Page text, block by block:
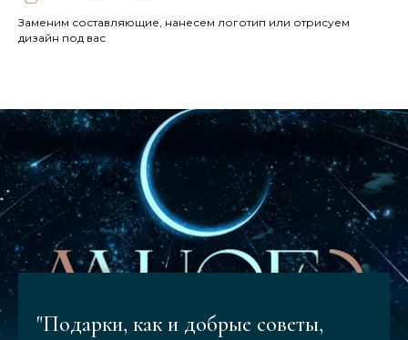
Заменим составляющие, нанесем логотип или отрисуем
дизайн под вас
"Подарки, как и добрые советы,